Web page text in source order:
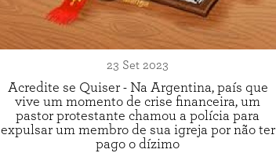
23 Set 2023
Acredite se Quiser - Na Argentina, país que
vive um momento de crise financeira, um
pastor protestante chamou a polícia para
expulsar um membro de sua igreja por não ter
pago o dízimo